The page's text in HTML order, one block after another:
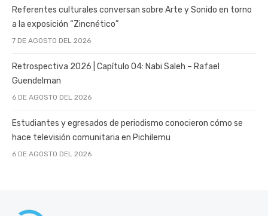
Referentes culturales conversan sobre Arte y Sonido en torno
a la exposición “Zincnético”
7 DE AGOSTO DEL 2026
Retrospectiva 2026 | Capítulo 04: Nabi Saleh – Rafael
Guendelman
6 DE AGOSTO DEL 2026
Estudiantes y egresados de periodismo conocieron cómo se
hace televisión comunitaria en Pichilemu
6 DE AGOSTO DEL 2026